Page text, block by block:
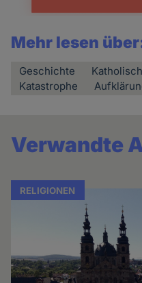
Mehr lesen
Geschichte
Katastrophe
Verwandte
RELIGIONEN